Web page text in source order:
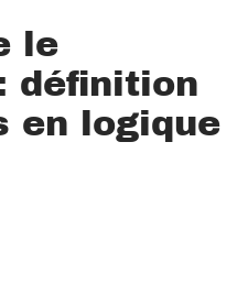
le
définition
en logique